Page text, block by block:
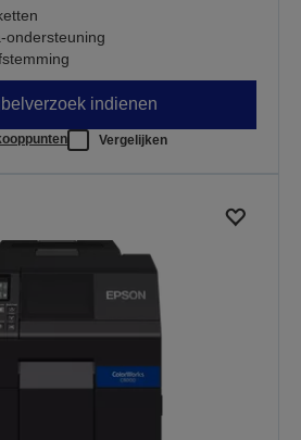
ondersteuning
indienen
Vergelijken